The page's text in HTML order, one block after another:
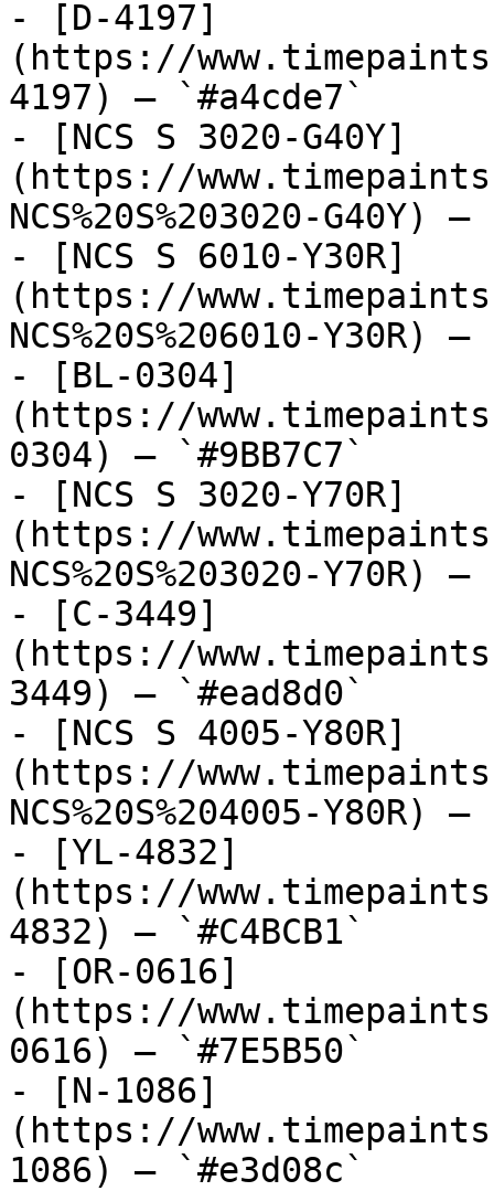
- [D-4197]
(https://
4197) — `#a4cde7`
- [NCS S 3020-G40Y]
(https://
NCS%20S%203020-G40Y)
- [NCS S 6010-Y30R]
(https://
NCS%20S%206010-Y30R)
- [BL-0304]
(https://
0304) — `#9BB7C7`
- [NCS S 3020-Y70R]
(https://
NCS%20S%203020-Y70R)
- [C-3449]
(https://
3449) — `#ead8d0`
- [NCS S 4005-Y80R]
(https://
NCS%20S%204005-Y80R)
- [YL-4832]
(https://
4832) — `#C4BCB1`
- [OR-0616]
(https://
0616) — `#7E5B50`
- [N-1086]
(https://
1086) — `#e3d08c`